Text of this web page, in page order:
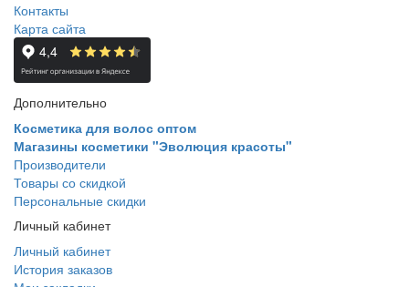
Контакты
Карта сайта
Дополнительно
Косметика для волос оптом
Магазины косметики "Эволюция красоты"
Производители
Товары со скидкой
Персональные скидки
Личный кабинет
Личный кабинет
История заказов